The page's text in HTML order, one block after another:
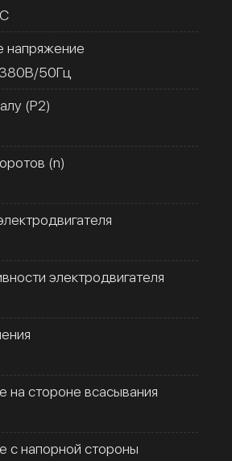
напряжение
50Гц
(Р2)
(n)
электродвигателя
на стороне всасывания
с напорной стороны